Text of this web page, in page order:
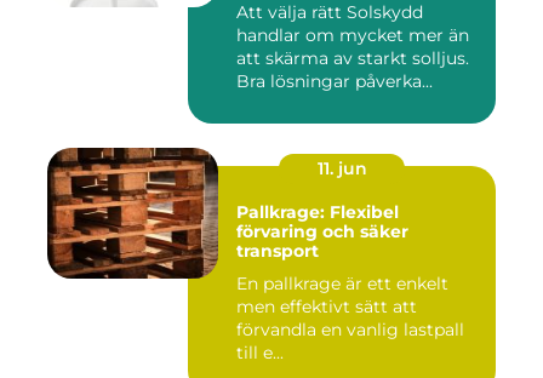
Att välja rätt Solskydd
handlar om mycket mer än
att skärma av starkt solljus.
Bra lösningar påverka...
11. jun
Pallkrage: Flexibel
förvaring och säker
transport
En pallkrage är ett enkelt
men effektivt sätt att
förvandla en vanlig lastpall
till e...